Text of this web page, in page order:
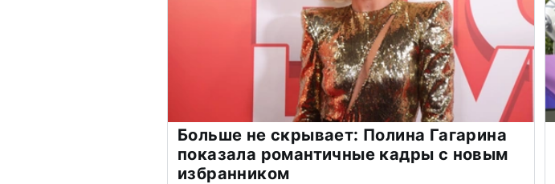
Больше не скрывает: Полина Гагарина
показала романтичные кадры с новым
избранником